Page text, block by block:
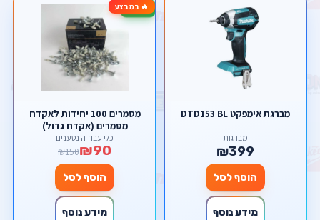
מברגת אימפקט DTD153 BL
מברגות
₪399
הוסף לסל
מידע נוסף
🔥 במבצע-40%
מסמרים 100 יחידות לאקדח
מסמרים (אקדח גדול)
כלי עבודה נטענים
₪90
₪150
הוסף לסל
מידע נוסף